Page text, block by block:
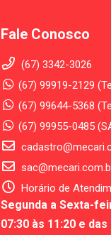
Fale Conosco
(67) 3342-3026
(67) 99919-2129
(67) 99644-5368
(67) 99955-0485
Horário de
Segunda a Sexta-
07:30 às 11:20 e